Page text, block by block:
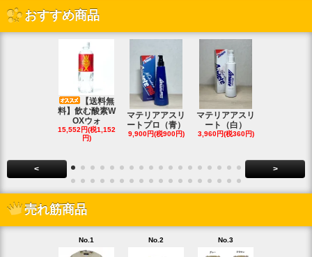
おすすめ商品
【送料無
料】飲む酸素W
OXウォ
15,552円(税1,152
円)
マテリアアスリ
ートプロ（青）
9,900円(税900円)
マテリアアスリ
ート（白）
3,960円(税360円)
< >
売れ筋商品
No.1 No.2 No.3